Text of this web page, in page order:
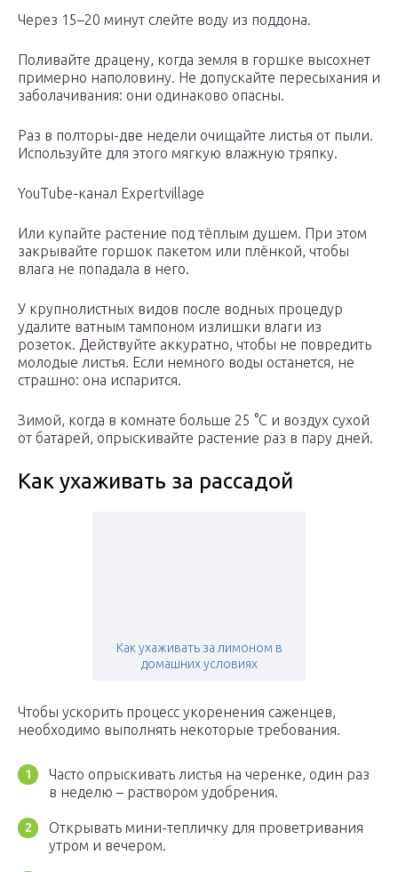
Через 15–20 минут слейте воду из поддона.
Поливайте драцену, когда земля в горшке высохнет
примерно наполовину. Не допускайте пересыхания и
заболачивания: они одинаково опасны.
Раз в полторы-две недели очищайте листья от пыли.
Используйте для этого мягкую влажную тряпку.
YouTube-канал Expertvillage
Или купайте растение под тёплым душем. При этом
закрывайте горшок пакетом или плёнкой, чтобы
влага не попадала в него.
У крупнолистных видов после водных процедур
удалите ватным тампоном излишки влаги из
розеток. Действуйте аккуратно, чтобы не повредить
молодые листья. Если немного воды останется, не
страшно: она испарится.
Зимой, когда в комнате больше 25 °С и воздух сухой
от батарей, опрыскивайте растение раз в пару дней.
Как ухаживать за рассадой
Как ухаживать за лимоном в
домашних условиях
Чтобы ускорить процесс укоренения саженцев,
необходимо выполнять некоторые требования.
Часто опрыскивать листья на черенке, один раз
в неделю – раствором удобрения.
Открывать мини-тепличку для проветривания
утром и вечером.